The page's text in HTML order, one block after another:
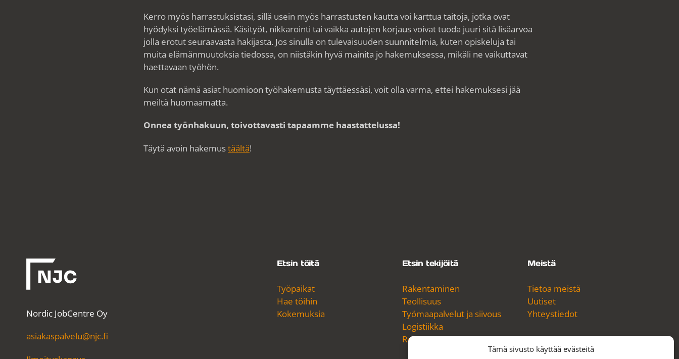
Tämä sivusto käyttää evästeitä
Kerro myös harrastuksistasi, sillä usein myös harrastusten kautta voi karttua taitoja, jotka ovat
hyödyksi työelämässä. Käsityöt, nikkarointi tai vaikka autojen korjaus voivat tuoda juuri sitä lisäarvoa
jolla erotut seuraavasta hakijasta. Jos sinulla on tulevaisuuden suunnitelmia, kuten opiskeluja tai
muita elämänmuutoksia tiedossa, on niistäkin hyvä mainita jo hakemuksessa, mikäli ne vaikuttavat
haettavaan työhön.
Kun otat nämä asiat huomioon työhakemusta täyttäessäsi, voit olla varma, ettei hakemuksesi jää
meiltä huomaamatta.
Onnea työnhakuun, toivottavasti tapaamme haastattelussa!
Täytä avoin hakemustäältä!
Nordic JobCentre Oy
asiakaspalvelu@njc.fi
Etsin töitä
Työpaikat
Hae töihin
Kokemuksia
Etsin tekijöitä
Rakentaminen
Teollisuus
Työmaapalvelut ja siivous
Logistiikka
Referenssit
Meistä
Tietoa meistä
Uutiset
Yhteystiedot